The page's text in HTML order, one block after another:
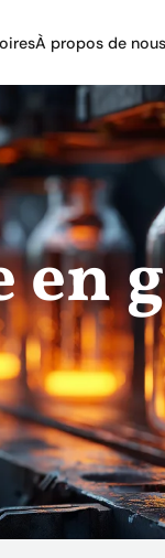
en verre
en
pour
en verre
À propos de nous